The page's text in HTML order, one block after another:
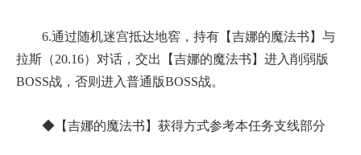
6.通过随机迷宫抵达地窖，持有【吉娜的魔法书】与
拉斯（20.16）对话，交出【吉娜的魔法书】进入削弱版
BOSS战，否则进入普通版BOSS战。
◆【吉娜的魔法书】获得方式参考本任务支线部分